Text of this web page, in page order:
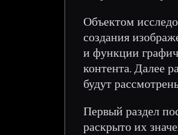
Объектом
создания
и функции
контента. Далее
будут
Первый раздел
раскрыто их